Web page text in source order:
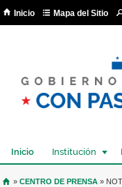
Inicio Mapa del Sitio
Inicio Institución
USTED SE
» CENTRO DE PRENSA »